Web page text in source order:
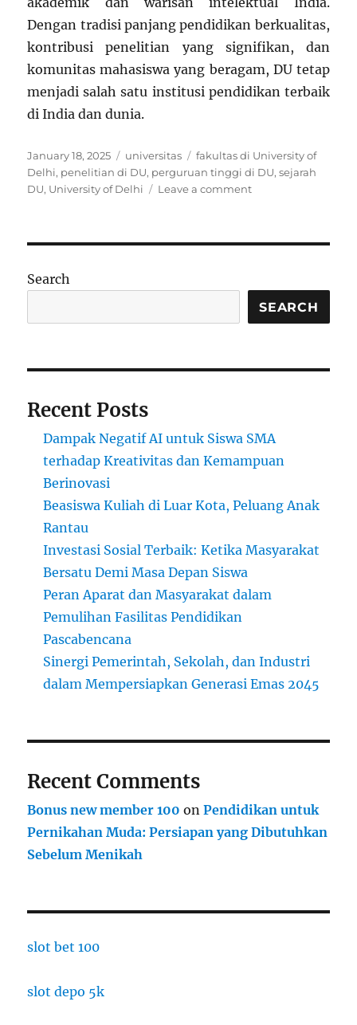
Dengan tradisi panjang pendidikan berkualitas,
kontribusi penelitian yang signifikan, dan
komunitas mahasiswa yang beragam, DU tetap
menjadi salah satu institusi pendidikan terbaik
di India dan dunia.
Posted
on
January 18, 2025 Categories
universitas Tags
fakultas di University of
Delhi, penelitian di DU, perguruan tinggi di DU,sejarah
DU, University of Delhi Leave a commenton
dan
Penelitian
di
Search
SEARCH
Recent Posts
Dampak Negatif AI untuk Siswa SMA
terhadap Kreativitas dan Kemampuan
Berinovasi
Beasiswa Kuliah di Luar Kota, Peluang Anak
Rantau
Investasi Sosial Terbaik: Ketika Masyarakat
Bersatu Demi Masa Depan Siswa
Peran Aparat dan Masyarakat dalam
Pemulihan Fasilitas Pendidikan
Pascabencana
Sinergi Pemerintah, Sekolah, dan Industri
dalam Mempersiapkan Generasi Emas 2045
Recent Comments
Bonus new member 100 onPendidikan untuk
Pernikahan Muda: Persiapan yang Dibutuhkan
Sebelum Menikah
slot bet 100
slot depo 5k